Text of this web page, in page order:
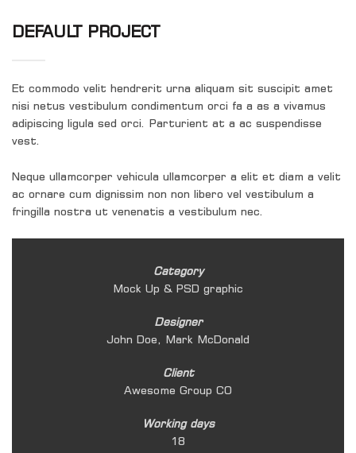
DEFAULT PROJECT
Et commodo velit hendrerit urna aliquam sit suscipit amet
nisi netus vestibulum condimentum orci fa a as a vivamus
adipiscing ligula sed orci. Parturient at a ac suspendisse
vest.
Neque ullamcorper vehicula ullamcorper a elit et diam a velit
ac ornare cum dignissim non non libero vel vestibulum a
fringilla nostra ut venenatis a vestibulum nec.
Category
Mock Up & PSD graphic
Designer
John Doe, Mark McDonald
Client
Awesome Group CO
Working days
18